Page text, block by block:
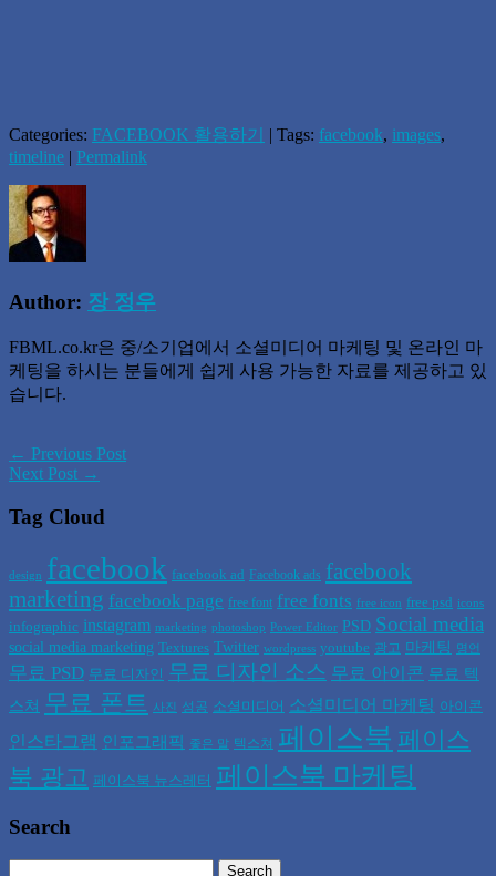
Categories: FACEBOOK 활용하기 | Tags: facebook, images,
timeline | Permalink
Author: 장 정우
FBML.co.kr은 중/소기업에서 소셜미디어 마케팅 및 온라인 마
케팅을 하시는 분들에게 쉽게 사용 가능한 자료를 제공하고 있
습니다.
← Previous Post
Next Post →
Tag Cloud
design facebook facebook ad Facebook ads facebook
marketing facebook page free font free fonts free icon free psd icons
infographic instagram marketing photoshop Power Editor PSD Social media
social media marketing Textures Twitter wordpress youtube 광고 마케팅 명언
무료 PSD 무료 디자인 무료 디자인 소스 무료 아이콘 무료 텍
스쳐 무료 폰트 사진 성공 소셜미디어 소셜미디어 마케팅 아이콘
인스타그램 인포그래픽 좋은 말 텍스쳐 페이스북 페이스
북 광고 페이스북 뉴스레터 페이스북 마케팅
Search